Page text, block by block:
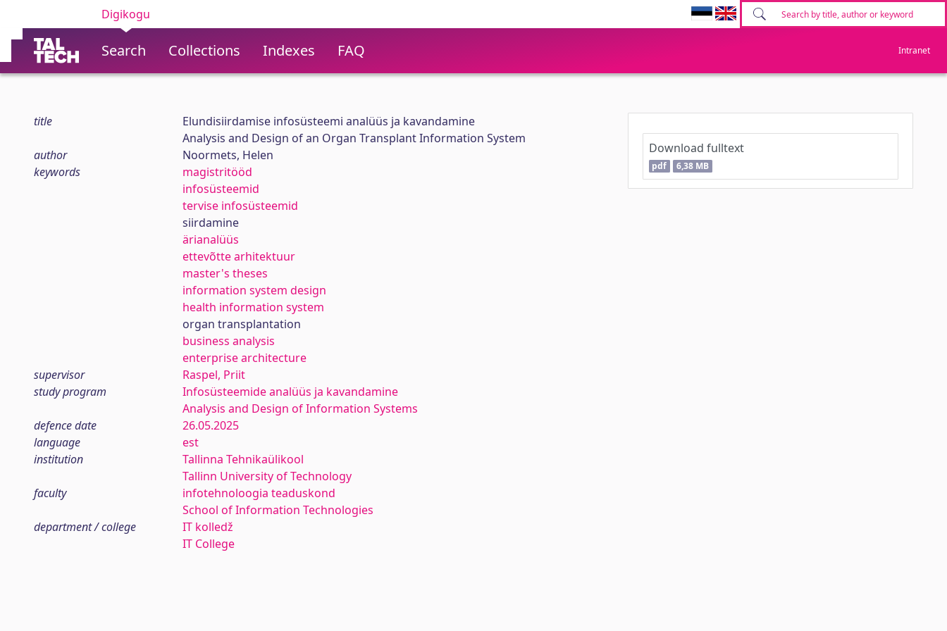
Digikogu
Search Collections Indexes FAQ Intranet
title
Elundisiirdamise infosüsteemi analüüs ja kavandamine
Analysis and Design of an Organ Transplant Information System
author
Noormets, Helen
keywords
magistritööd
infosüsteemid
tervise infosüsteemid
siirdamine
ärianalüüs
ettevõtte arhitektuur
master's theses
information system design
health information system
organ transplantation
business analysis
enterprise architecture
supervisor
Raspel, Priit
study program
Infosüsteemide analüüs ja kavandamine
Analysis and Design of Information Systems
defence date
26.05.2025
language
est
institution
Tallinna Tehnikaülikool
Tallinn University of Technology
faculty
infotehnoloogia teaduskond
School of Information Technologies
department / college
IT kolledž
IT College
Download fulltext
pdf 6,38 MB